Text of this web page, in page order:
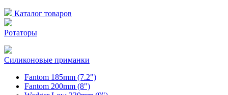
Каталог товаров
Ротаторы
Силиконовые приманки
Fantom 185mm (7.2")
Fantom 200mm (8")